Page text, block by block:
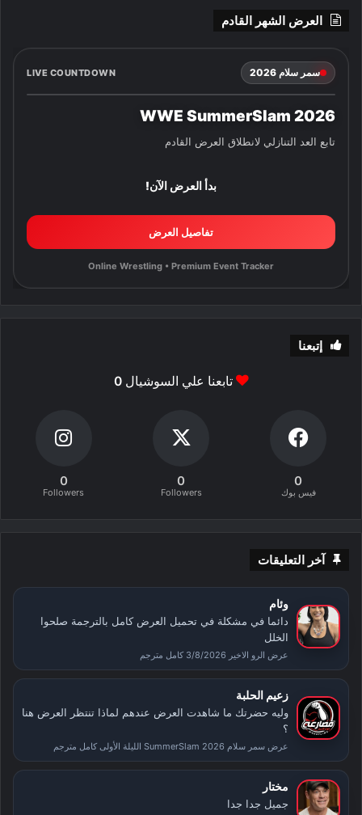
العرض الشهر القادم
سمر سلام 2026 LIVE COUNTDOWN
WWE SummerSlam 2026
تابع العد التنازلي لانطلاق العرض القادم
بدأ العرض الآن!
تفاصيل العرض
Online Wrestling • Premium Event Tracker
إتبعنا
تابعنا علي السوشيال0
0
فيس بوك
0
Followers
0
Followers
آخر التعليقات
وئام
دائما في مشكلة في تحميل العرض كامل بالترجمة صلحوا
الخلل
عرض الرو الاخير 3/8/2026 كامل مترجم
زعيم الحلبة
وليه حضرتك ما شاهدت العرض عندهم لماذا تنتظر العرض هنا
؟
عرض سمر سلام SummerSlam 2026 الليلة الأولى كامل مترجم
مختار
جميل جدا جدا